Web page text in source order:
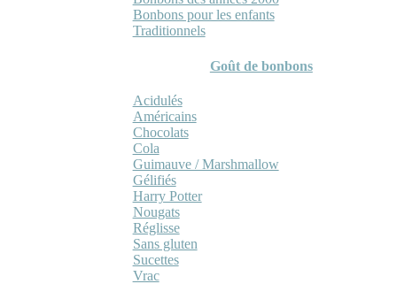
Bonbons pour les enfants
Traditionnels
Goût de bonbons
Acidulés
Américains
Chocolats
Cola
Guimauve / Marshmallow
Gélifiés
Harry Potter
Nougats
Réglisse
Sans gluten
Sucettes
Vrac